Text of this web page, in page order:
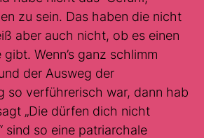
zu sein. Das haben die nicht
aber auch nicht, ob es einen
Wenn’s ganz schlimm
der Ausweg der
so verführerisch war, dann hab
„Die dürfen dich nicht
sind so eine patriarchale